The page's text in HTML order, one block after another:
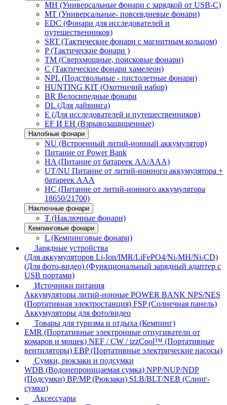
MH (Универсальные фонари с зарядкой от USB-C)
MT (Универсальные- повсевдневые фонари)
EDC (Фонари для исследователей и
путешественников)
SRT (Тактические фонари с магнитным кольцом)
P (Тактические фонари )
TM (Сверхмощные, поисковые фонари)
C (Тактические фонари хамелеон)
NPL (Подствольные - пистолетные фонари)
HUNTING KIT (Охотничий набор)
BR Велосипедные фонари
DL (Для дайвинга)
E (Для исследователей и путешественников)
EF И EH (Взрывозащищенные)
Налобные фонари
NU (Встроенный литий-ионный аккумулятор)
Питание от Power Bank
HA (Питание от батареек AA/AAA)
UT/NU Питание от литий-ионного аккумулятора +
батареек AAA
HC (Питание от литий-ионного аккумулятора
18650/21700)
Наключные фонари
T (Наключные фонари)
Кемпинговые фонари
L (Кемпинговые фонари)
Зарядные устройства
(Для аккумуляторов Li-Ion/IMR/LiFePO4/Ni-MH/Ni-CD)
(Для фото-видео) (Функциональный зарядный адаптер с
USB портами)
Источники питания
Аккумуляторы литий-ионные POWER BANK NPS/NES
(Портативная электростанция) FSP (Солнечная панель)
Аккумуляторы для фото/видео
Товары для туризма и отдыха (Кемпинг)
EMR (Портативные электронные отпугиватели от
комаров и мошек) NEF / CW / izzCool™ (Портативные
вентиляторы) EBP (Портативные электрические насосы)
Сумки, рюкзаки и подсумки
WDB (Водонепроницаемая сумка) NPP/NUP/NDP
(Подсумки) BP/MP (Рюкзаки) SLB/BLT/NEB (Слинг-
сумки)
Аксессуары